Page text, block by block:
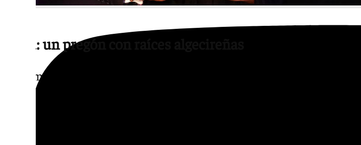
Malú: un pregón con raíces algecireñas
El momento más esperado de la noche llegó con la aparición de la artista
María Lucía Sánchez, Malú, presentada por Juan Carlos Chaves. La